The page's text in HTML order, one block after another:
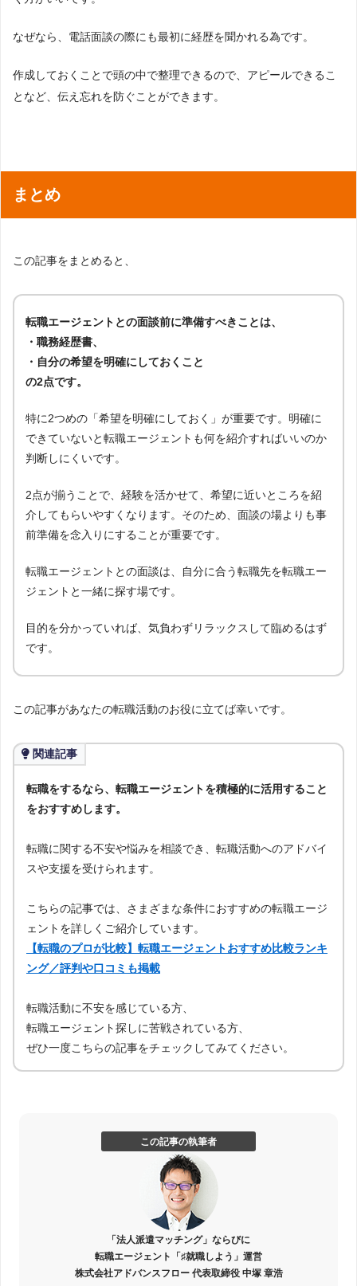
なぜなら、電話面談の際にも最初に経歴を聞かれる為です。
作成しておくことで頭の中で整理できるので、アピールできるこ
となど、伝え忘れを防ぐことができます。
まとめ
この記事をまとめると、
転職エージェントとの面談前に準備すべきことは、
・職務経歴書、
・自分の希望を明確にしておくこと
の2点です。
特に2つめの「希望を明確にしておく」が重要です。明確に
できていないと転職エージェントも何を紹介すればいいのか
判断しにくいです。
2点が揃うことで、経験を活かせて、希望に近いところを紹
介してもらいやすくなります。そのため、面談の場よりも事
前準備を念入りにすることが重要です。
転職エージェントとの面談は、自分に合う転職先を転職エー
ジェントと一緒に探す場です。
目的を分かっていれば、気負わずリラックスして臨めるはず
です。
この記事があなたの転職活動のお役に立てば幸いです。
関連記事
転職をするなら、転職エージェントを積極的に活用すること
をおすすめします。
転職に関する不安や悩みを相談でき、転職活動へのアドバイ
スや支援を受けられます。
こちらの記事では、さまざまな条件におすすめの転職エージ
ェントを詳しくご紹介しています。
【転職のプロが比較】転職エージェントおすすめ比較ランキ
ング／評判や口コミも掲載
転職活動に不安を感じている方、
転職エージェント探しに苦戦されている方、
ぜひ一度こちらの記事をチェックしてみてください。
この記事の執筆者
「法人派遣マッチング」ならびに
転職エージェント「♯就職しよう」運営
株式会社アドバンスフロー 代表取締役 中塚 章浩